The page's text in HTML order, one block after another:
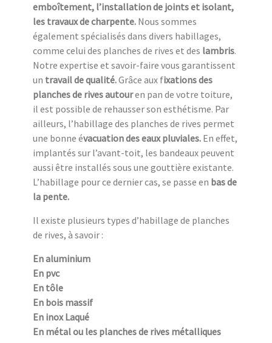
emboîtement, l’installation de joints et isolant,
les travaux de charpente. Nous sommes
également spécialisés dans divers habillages,
comme celui des planches de rives et des lambris.
Notre expertise et savoir-faire vous garantissent
un travail de qualité.Grâce aux fixations des
planches de rives autouren pan de votre toiture,
il est possible de rehausser son esthétisme. Par
ailleurs, l’habillage des planches de rives permet
une bonne évacuation des eaux pluviales. En effet,
implantés sur l’avant-toit, les bandeaux peuvent
aussi être installés sous une gouttière existante.
L’habillage pour ce dernier cas, se passe en bas de
la pente.
Il existe plusieurs types d’habillage de planches
de rives, à savoir :
En aluminium
En pvc
En tôle
En bois massif
En inox Laqué
En métal ou les planches de rives métalliques